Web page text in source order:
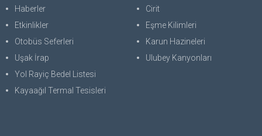
Haberler
Etkinlikler
Otobüs Seferleri
Uşak İrap
Yol Rayiç Bedel Listesi
Kayaağıl Termal Tesisleri
Cirit
Eşme Kilimleri
Karun Hazineleri
Ulubey Kanyonları